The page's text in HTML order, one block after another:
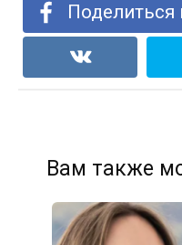
Поделиться
Вам также